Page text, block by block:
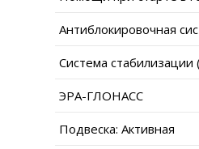
Антиблокировочная
Система стабилизации
ЭРА-ГЛОНАСС
Подвеска: Активная